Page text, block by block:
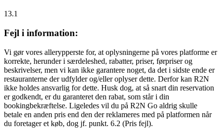
13.1
Fejl i information:
Vi gør vores allerypperste for, at oplysningerne på vores platforme er
korrekte, herunder i særdeleshed, rabatter, priser, førpriser og
beskrivelser, men vi kan ikke garantere noget, da det i sidste ende er
restauranterne der udfylder og/eller oplyser dette. Derfor kan R2N
ikke holdes ansvarlig for dette. Husk dog, at så snart din reservation
er godkendt, er du garanteret den rabat, som står i din
bookingbekræftelse. Ligeledes vil du på R2N Go aldrig skulle
betale en anden pris end den der reklameres med på platformen når
du foretager et køb, dog jf. punkt. 6.2 (Pris fejl).